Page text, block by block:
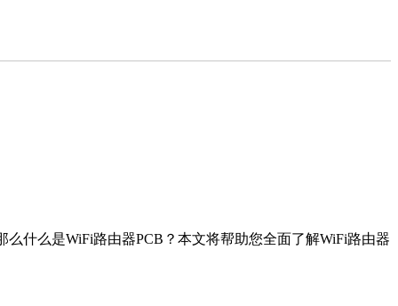
什么是WiFi路由器PCB？本文将帮助您全面了解WiFi路由器